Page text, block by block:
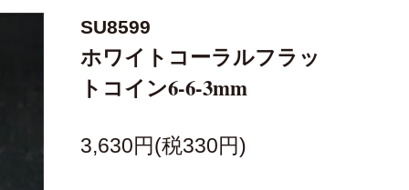
SU8599
ホワイトコーラルフラッ
トコイン6-6-3mm
3,630円(税330円)